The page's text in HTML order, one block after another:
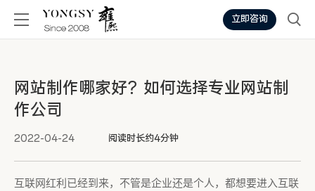
立即咨询
网站制作哪家好？如何选择专业网站制
作公司
2022-04-24 阅读时长约4分钟
互联网红利已经到来，不管是企业还是个人，都想要进入互联